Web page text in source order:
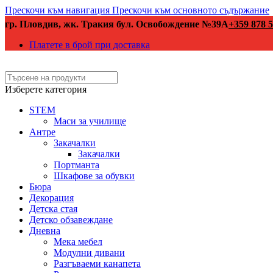
Прескочи към навигация Прескочи към основното съдържание
гр. Пловдив, жк. Тракия бул. Освобождение №39А+359 878
Платете в брой при доставка
Изберете категория
STEM
Маси за училище
Антре
Закачалки
Закачалки
Портманта
Шкафове за обувки
Бюра
Декорация
Детска стая
Детско обзавеждане
Дневна
Мека мебел
Модулни дивани
Разгъваеми канапета